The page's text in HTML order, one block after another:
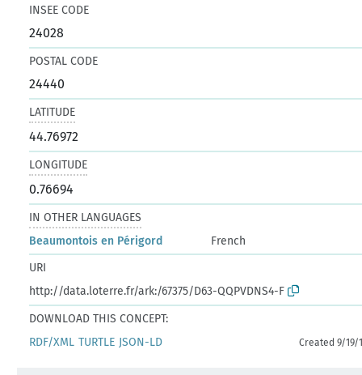
INSEE CODE
24028
POSTAL CODE
24440
LATITUDE
44.76972
LONGITUDE
0.76694
IN OTHER LANGUAGES
Beaumontois en Périgord
French
URI
http://data.loterre.fr/ark:/67375/D63-QQPVDNS4-F
DOWNLOAD THIS CONCEPT:
RDF/XML TURTLE JSON-LD Created 9/19/